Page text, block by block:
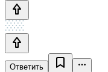
Ответить